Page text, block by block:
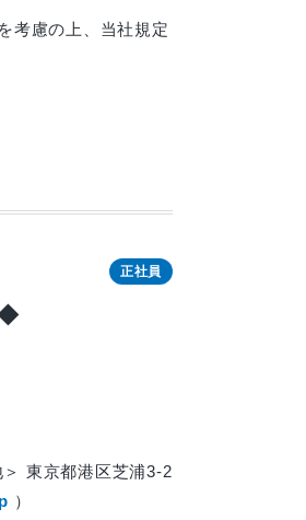
考慮の上、当社規定
正社員
◆
東京都港区芝浦3-2
）